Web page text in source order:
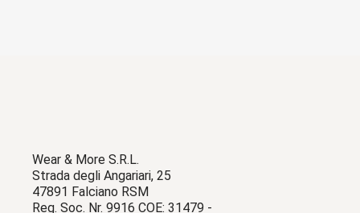
Wear & More S.R.L.
Strada degli Angariari, 25
47891 Falciano RSM
Reg. Soc. Nr. 9916 COE: 31479 -